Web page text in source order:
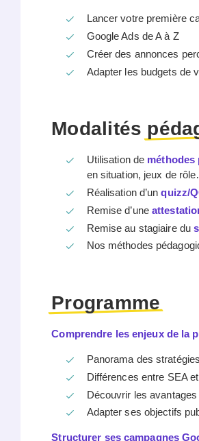
Lancer votre première
Google Ads de A à Z
Créer des annonces
Adapter les budgets de
Modalités
Utilisation de méthodes
en situation, jeux de
Réalisation d’unquizz/
Remise d’une
Remise au stagiaire du
Nos méthodes
Programme
Comprendre les enjeux de la
Panorama des
Différences entre SEA
Découvrir les
Adapter ses objectifs
Structurer ses campagnes